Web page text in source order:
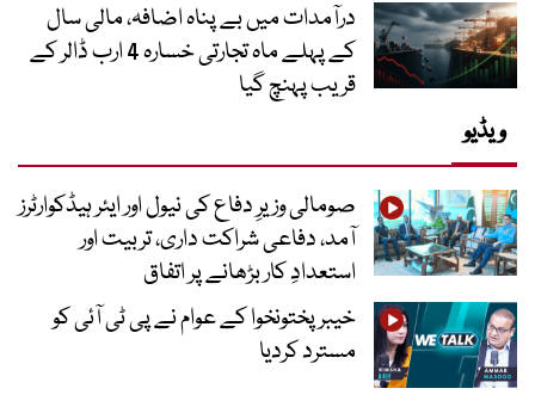
درآمدات میں بے پناہ اضافہ، مالی سال
کے پہلے ماہ تجارتی خسارہ 4 ارب ڈالر کے
قریب پہنچ گیا
ویڈیو
صومالی وزیرِ دفاع کی نیول اور ایئر ہیڈکوارٹرز
آمد، دفاعی شراکت داری، تربیت اور
استعدادِ کار بڑھانے پر اتفاق
خیبرپختونخوا کے عوام نے پی ٹی آئی کو
مسترد کردیا